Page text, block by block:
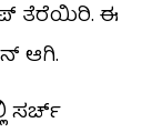
ತೆರೆಯಿರಿ. ಈ
ಆಗಿ.
ಸರ್ಚ್